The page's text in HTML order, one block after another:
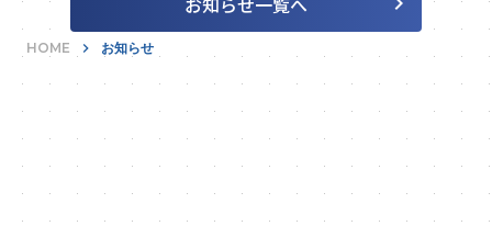
お知らせ一覧へ
HOME keyboard_arrow_right お知らせ
あらゆる無駄を富に。